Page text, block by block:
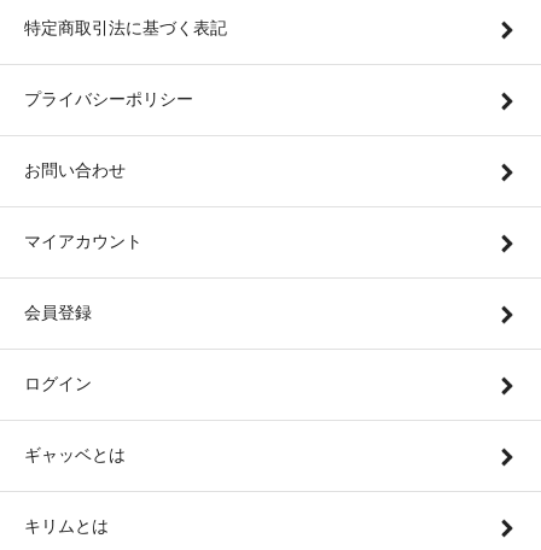
特定商取引法に基づく表記
プライバシーポリシー
お問い合わせ
マイアカウント
会員登録
ログイン
ギャッベとは
キリムとは